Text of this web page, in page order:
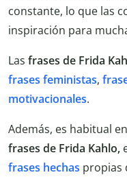
constante, lo que las
inspiración para
Las frases de Frida
frases feministas,
motivacionales.
Además, es habitual
frases de Frida Kahlo,
frases hechas propias